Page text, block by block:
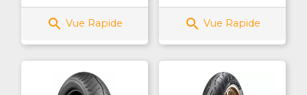
 Vue Rapide  Vue Rapide